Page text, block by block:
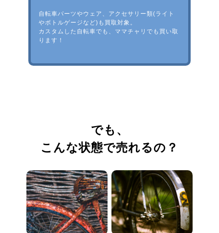
自転車パーツやウェア、アクセサリー類(ライト
やボトルゲージなど)も買取対象。
カスタムした自転車でも、ママチャリでも買い取
ります！
でも、
こんな状態で売れるの？